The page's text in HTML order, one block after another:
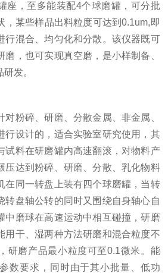
座，至多能装配4个球磨罐，可分批
，某些样品出料粒度可达到0.1um,即
行混合、均匀化和分散。该仪器既可
，也可实现真空磨，是小样制备、
发。
粉碎、研磨、分散金属、非金属、
行设计的，适合实验室研究使用，其
试料在研磨罐内高速翻滚，对物料产
压达到粉碎、研磨、分散、乳化物料
在同一转盘上装有四个球磨罐，当转
转盘轴公转的同时又围绕自身轴心自
中磨球在高速运动中相互碰撞，研磨
用干、湿两种方法研磨和混合粒度不
研磨产品最小粒度可至0.1微米。能
数要求，同时由于其小批量、低功